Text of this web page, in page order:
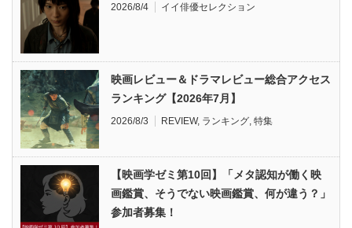
2026/8/4 イイ俳優セレクション
映画レビュー＆ドラマレビュー総合アクセス
ランキング【2026年7月】
2026/8/3 REVIEW, ランキング 特集
【映画学ゼミ第10回】「メタ認知が働く映
画鑑賞、そうでない映画鑑賞、何が違う？」
参加者募集！